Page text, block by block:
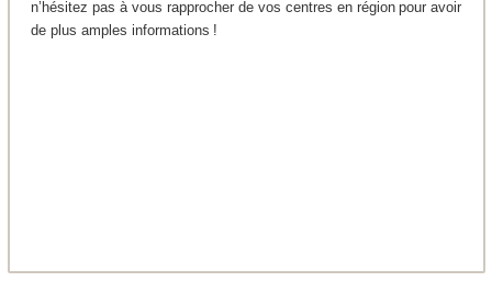
n’hésitez pas à vous rapprocher de vos centres en région pour avoir
de plus amples informations !